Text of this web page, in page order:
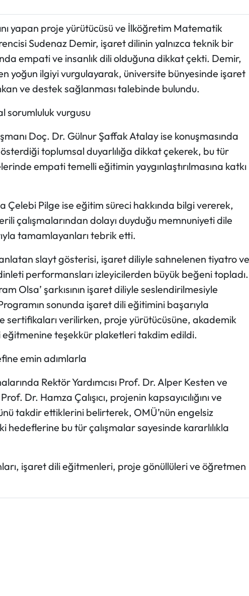
yapan proje yürütücüsü ve İlköğretim Matematik
Sudenaz Demir, işaret dilinin yalnızca teknik bir
empati ve insanlık dili olduğuna dikkat çekti. Demir,
yoğun ilgiyi vurgulayarak, üniversite bünyesinde işaret
ve destek sağlanması talebinde bulundu.
sorumluluk vurgusu
Doç. Dr. Gülnur Şaffak Atalay ise konuşmasında
toplumsal duyarlılığa dikkat çekerek, bu tür
empati temelli eğitimin yaygınlaştırılmasına katkı
Çelebi Pilge ise eğitim süreci hakkında bilgi vererek,
çalışmalarından dolayı duyduğu memnuniyeti dile
tamamlayanları tebrik etti.
slayt gösterisi, işaret diliyle sahnelenen tiyatro ve
performansları izleyicilerden büyük beğeni topladı.
Olsa’ şarkısının işaret diliyle seslendirilmesiyle
sonunda işaret dili eğitimini başarıyla
sertifikaları verilirken, proje yürütücüsüne, akademik
eğitmenine teşekkür plaketleri takdim edildi.
emin adımlarla
Rektör Yardımcısı Prof. Dr. Alper Kesten ve
Dr. Hamza Çalışıcı, projenin kapsayıcılığını ve
takdir ettiklerini belirterek, OMÜ’nün engelsiz
hedeflerine bu tür çalışmalar sayesinde kararlılıkla
işaret dili eğitmenleri, proje gönüllüleri ve öğretmen